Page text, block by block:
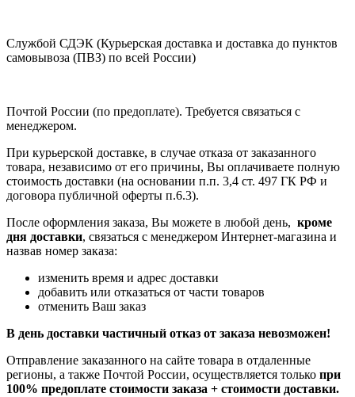
Службой СДЭК (Курьерская доставка и доставка до пунктов
самовывоза (ПВЗ) по всей России)
Почтой России (по предоплате). Требуется связаться с
менеджером.
При курьерской доставке, в случае отказа от заказанного
товара, независимо от его причины, Вы оплачиваете полную
стоимость доставки (на основании п.п. 3,4 ст. 497 ГК РФ и
договора публичной оферты п.6.3).
После оформления заказа, Вы можете в любой день, кроме
дня доставки, связаться с менеджером Интернет-магазина и
назвав номер заказа:
изменить время и адрес доставки
добавить или отказаться от части товаров
отменить Ваш заказ
В день доставки частичный отказ от заказа невозможен!
Отправление заказанного на сайте товара в отдаленные
регионы, а также Почтой России, осуществляется только при
100% предоплате стоимости заказа + стоимости доставки.